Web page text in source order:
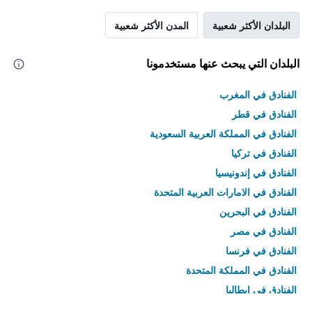
البلدان الأكثر شعبية المدن الأكثر شعبية
البلدان التي يبحث عنها مستخدمونا
الفنادق في المغرب
الفنادق في قطر
الفنادق في المملكة العربية السعودية
الفنادق في تركيا
الفنادق في إندونيسيا
الفنادق في الامارات العربية المتحدة
الفنادق في البحرين
الفنادق في مصر
الفنادق في فرنسا
الفنادق في المملكة المتحدة
الفنادق في إيطاليا